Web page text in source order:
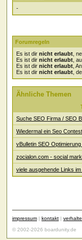
-
Forumregeln
Es ist dir nicht erlaubt ,
Es ist dir nicht erlaubt ,
Es ist dir nicht erlaubt ,
Es ist dir nicht erlaubt ,
Ähnliche Themen
Suche SEO Firma / SEO
Wiedermal ein Seo Contest
vBulletin SEO
zocialon.com - social
viele ausgehende Links
impressum | kontakt |
© 2002-2026 boardunity.de